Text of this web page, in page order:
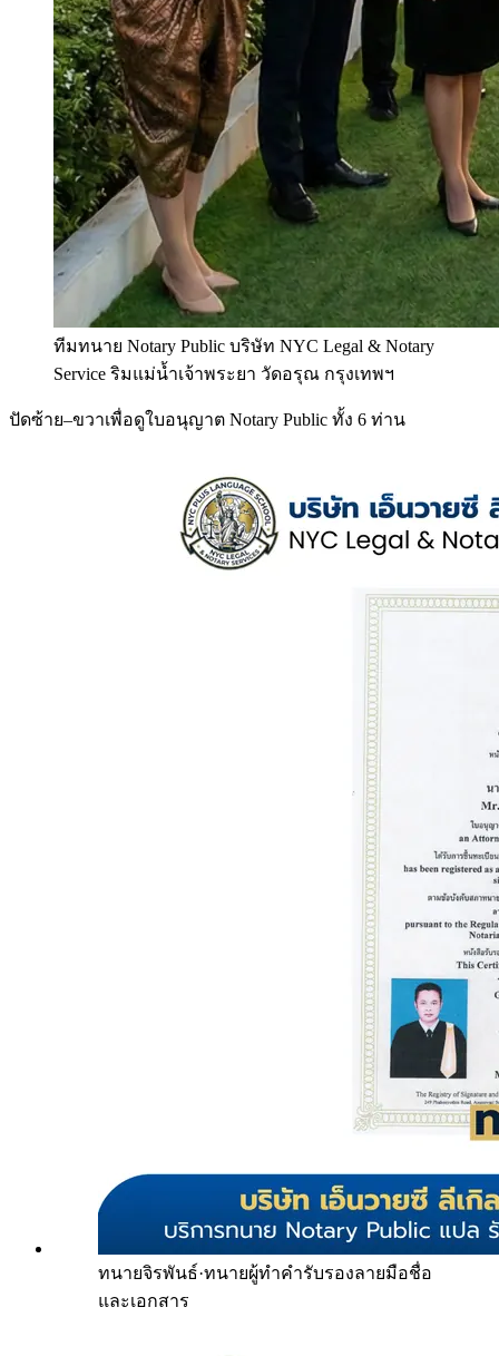
ทีมทนาย Notary Public บริษัท NYC Legal & Notary
Service ริมแม่น้ำเจ้าพระยา วัดอรุณ กรุงเทพฯ
ปัดซ้าย–ขวาเพื่อดูใบอนุญาต Notary Public ทั้ง 6 ท่าน
ทนายจิรพันธ์·ทนายผู้ทำคำรับรองลายมือชื่อ
และเอกสาร